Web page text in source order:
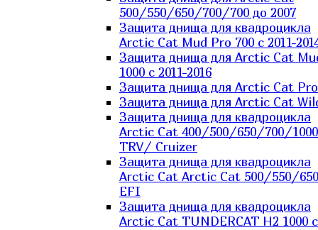
500/550/650/700/700 до 2007
Защита днища для квадроцикла
Arctic Cat Mud Pro 700 с 2011-
Защита днища для Arctic Cat
1000 c 2011-2016
Защита днища для Arctic Cat
Защита днища для Arctic Cat
Защита днища для квадроцикла
Arctic Cat 400/500/650/700/1000
TRV/ Cruizer
Защита днища для квадроцикла
Arctic Cat Arctic Cat 500/550/
EFI
Защита днища для квадроцикла
Arctic Cat TUNDERCAT H2 1000 c